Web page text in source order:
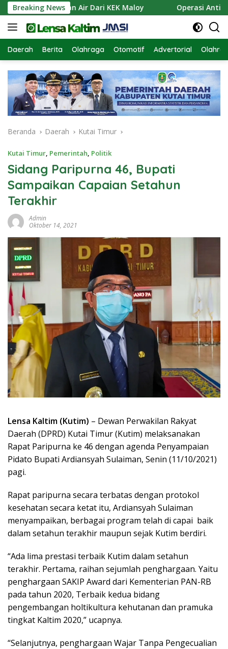
Langsung
ke
konten
Breaking News
Pasokan Air Dari KEK Maloy Operasi Antik
Daerah Berita Olahraga Otomotif Advertorial
Beranda Daerah Kutai Timur
Kutai Timur, Pemerintah, Politik
Sidang Paripurna 46, Bupati
Sampaikan Capaian Setahun
Terakhir
Admin
Oktober 14, 2021
Lensa Kaltim (Kutim) – Dewan Perwakilan Rakyat
Daerah (DPRD) Kutai Timur (Kutim) melaksanakan
Rapat Paripurna ke 46 dengan agenda Penyampaian
Pidato Bupati Ardiansyah Sulaiman, Senin (11/10/2021)
pagi.
Rapat paripurna secara terbatas dengan protokol
kesehatan secara ketat itu, Ardiansyah Sulaiman
menyampaikan, berbagai program telah di capai baik
dalam setahun terakhir maupun sejak Kutim berdiri.
“Ada lima prestasi terbaik Kutim dalam setahun
terakhir. Pertama, raihan sejumlah penghargaan. Yaitu
penghargaan SAKIP Award dari Kementerian PAN-RB
pada tahun 2020, Terbaik kedua bidang
pengembangan holtikultura kehutanan dan pramuka
tingkat Kaltim 2020,” ucapnya.
“Selanjutnya, penghargaan Wajar Tanpa Pengecualian